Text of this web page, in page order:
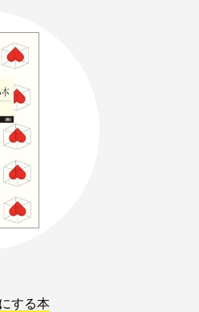
する本